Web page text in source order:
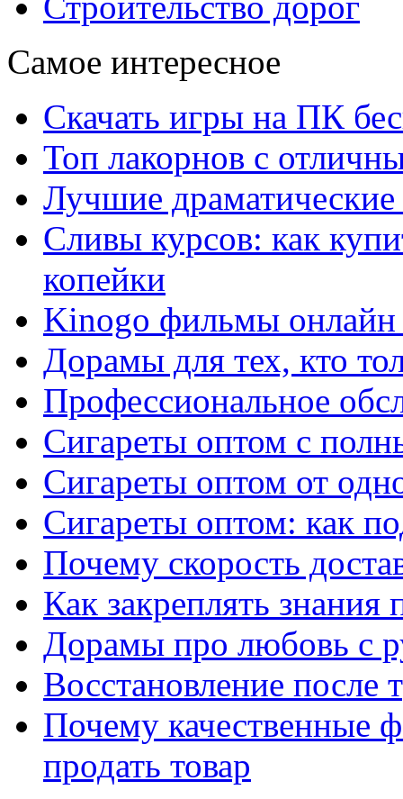
Самое интересное
Скачать игры на ПК
Топ лакорнов с
Лучшие
Сливы курсов: как
копейки
Kinogo фильмы онлайн
Дорамы для тех, кто
Профессиональное
Сигареты оптом с
Сигареты оптом от
Сигареты оптом: как
Почему скорость
Как закреплять знания
Дорамы про любовь с
Восстановление после
Почему качественные
продать товар